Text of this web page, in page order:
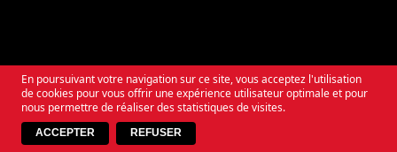
En poursuivant votre navigation sur ce site, vous acceptez l'utilisation
de cookies pour vous offrir une expérience utilisateur optimale et pour
nous permettre de réaliser des statistiques de visites.
ACCEPTER REFUSER